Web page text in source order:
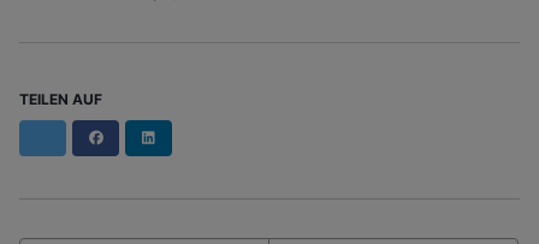
TEILEN AUF
Facebook